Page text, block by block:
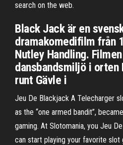
search on the web.
Black Jack är en
dramakomedifilm från
Nutley Handling.
dansbandsmiljö i orten
runt Gävle i
Jeu De Blackjack A Telecharger
as the “one armed bandit”,
gaming. At Slotomania, you Jeu
can start playing your favorite